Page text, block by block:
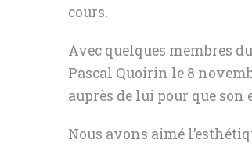
cours.
Avec quelques membres
Pascal Quoirin le 8
auprès de lui pour que
Nous avons aimé